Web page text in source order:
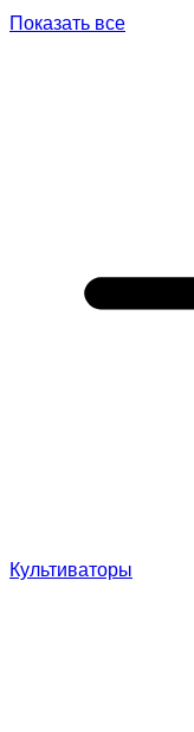
Показать все
Культиваторы